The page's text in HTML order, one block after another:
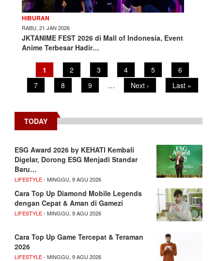
HIBURAN
RABU, 21 JAN 2026
JKTANIME FEST 2026 di Mall of Indonesia, Event
Anime Terbesar Hadir…
PaginationCurrent
page
1 Page
2 Page
3 Page
4 Page
5 Page
6
Page
7 Page
8 Page
9 …
Next
page
Next ›
Last
page
Last »
TODAY
ESG Award 2026 by KEHATI Kembali
Digelar, Dorong ESG Menjadi Standar
Baru…
LIFESTYLE- MINGGU, 9 AGU 2026
Cara Top Up Diamond Mobile Legends
dengan Cepat & Aman di Gamezi
LIFESTYLE- MINGGU, 9 AGU 2026
Cara Top Up Game Tercepat & Teraman
2026
LIFESTYLE- MINGGU, 9 AGU 2026